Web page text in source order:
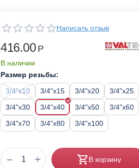
Написать отзыв
416.00 Р
В наличии
Размер резьбы:
3/4"x10
3/4"x15 3/4"x20
3/4"x25
3/4"x30
3/4"x40 3/4"x50
3/4"x60
3/4"x70
3/4"x80 3/4"x100
+
− В корзину